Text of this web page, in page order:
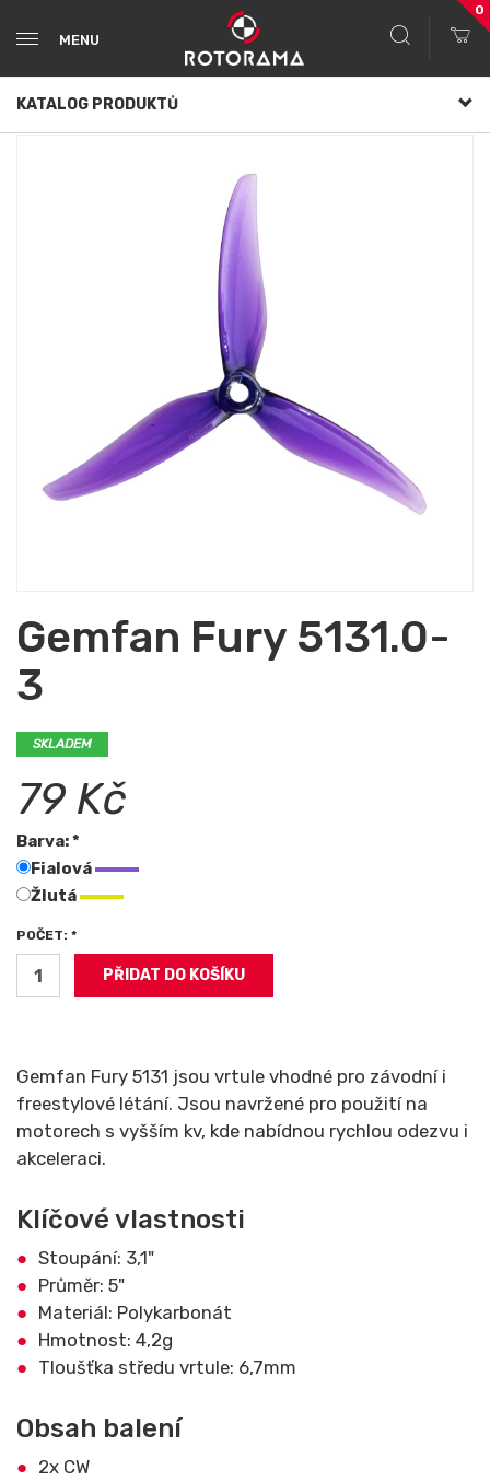
MENU
0
KATALOG PRODUKTŮ
Gemfan Fury 5131.0-
3
SKLADEM
79 Kč
Barva: *
Fialová
Žlutá
POČET: *
Gemfan Fury 5131 jsou vrtule vhodné pro závodní i
freestylové létání. Jsou navržené pro použití na
motorech s vyšším kv, kde nabídnou rychlou odezvu i
akceleraci.
Klíčové vlastnosti
Stoupání: 3,1"
Průměr: 5"
Materiál: Polykarbonát
Hmotnost: 4,2g
Tloušťka středu vrtule: 6,7mm
Obsah balení
2x CW